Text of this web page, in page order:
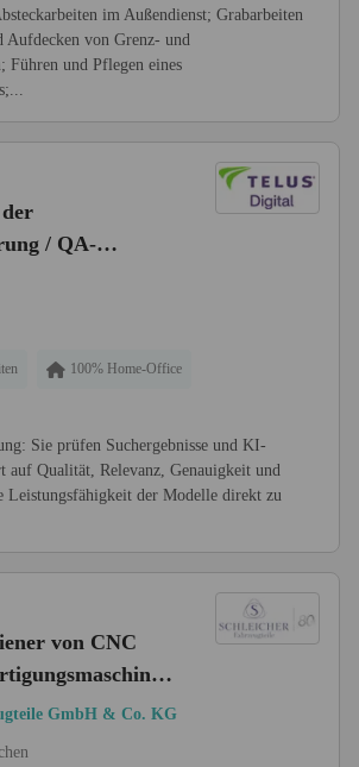
im Außendienst; Grabarbeiten
Aufdecken von Grenz- und
Führen und Pflegen eines
/ QA-
100% Home-Office
Sie prüfen Suchergebnisse und KI-
auf Qualität, Relevanz, Genauigkeit und
Leistungsfähigkeit der Modelle direkt zu
von CNC
GmbH & Co. KG